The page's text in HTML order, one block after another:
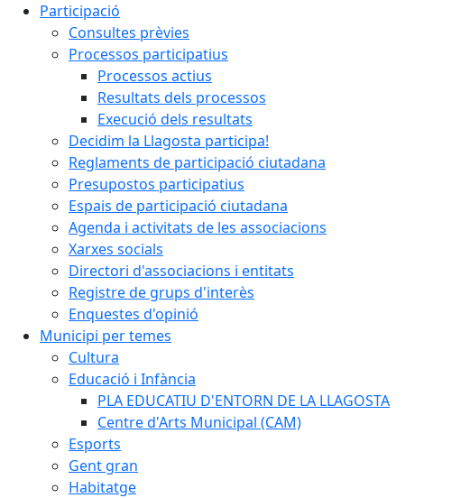
Participació
Consultes prèvies
Processos participatius
Processos actius
Resultats dels processos
Execució dels resultats
Decidim la Llagosta participa!
Reglaments de participació ciutadana
Presupostos participatius
Espais de participació ciutadana
Agenda i activitats de les associacions
Xarxes socials
Directori d'associacions i entitats
Registre de grups d'interès
Enquestes d'opinió
Municipi per temes
Cultura
Educació i Infància
PLA EDUCATIU D'ENTORN DE LA LLAGOSTA
Centre d'Arts Municipal (CAM)
Esports
Gent gran
Habitatge